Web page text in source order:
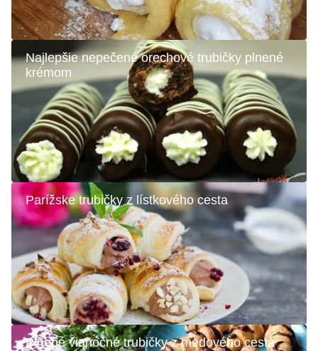
Najlepšie nepečené orechové trubičky plnené
krémom
Parížske trubičky z lístkového cesta
Plnené vianočné trubičky z medového cesta